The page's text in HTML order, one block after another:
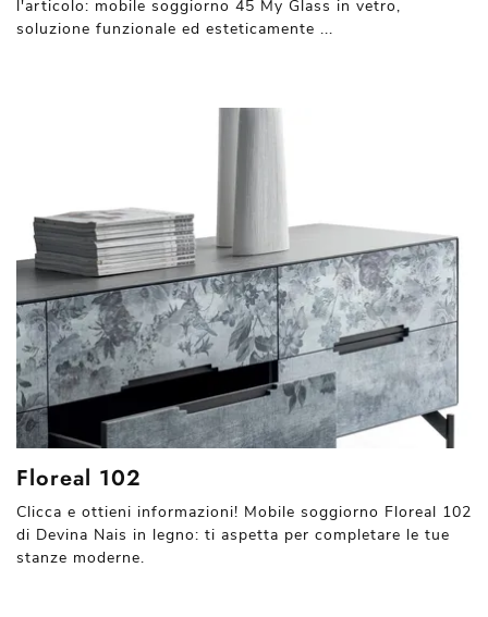
l'articolo: mobile soggiorno 45 My Glass in vetro,
soluzione funzionale ed esteticamente ...
Floreal 102
Clicca e ottieni informazioni! Mobile soggiorno Floreal 102
di Devina Nais in legno: ti aspetta per completare le tue
stanze moderne.